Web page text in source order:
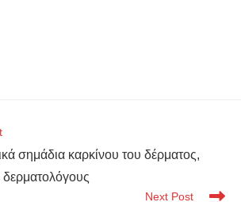
σημάδια καρκίνου του δέρματος,
Next Post